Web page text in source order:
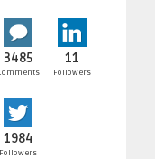
3485 11
Followers
1984
Followers